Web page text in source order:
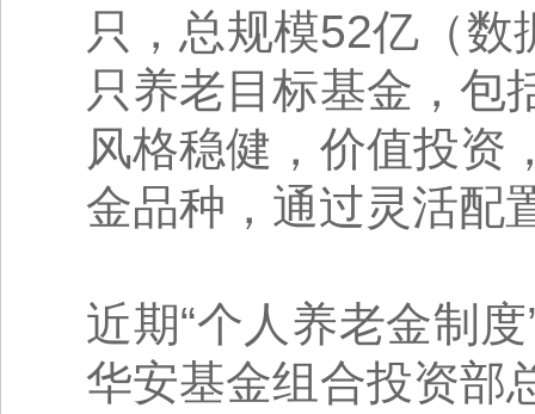
只，总规模52亿（
只养老目标基金，包
风格稳健，价值投资
金品种，通过灵活配
近期“个人养老金制
华安基金组合投资部